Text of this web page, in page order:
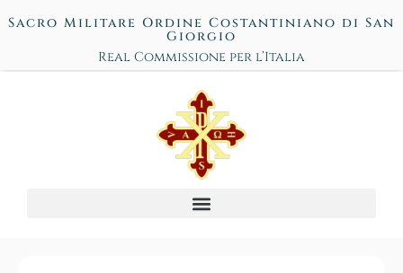
Sacro Militare Ordine Costantiniano di San
Giorgio
Real Commissione per l’Italia